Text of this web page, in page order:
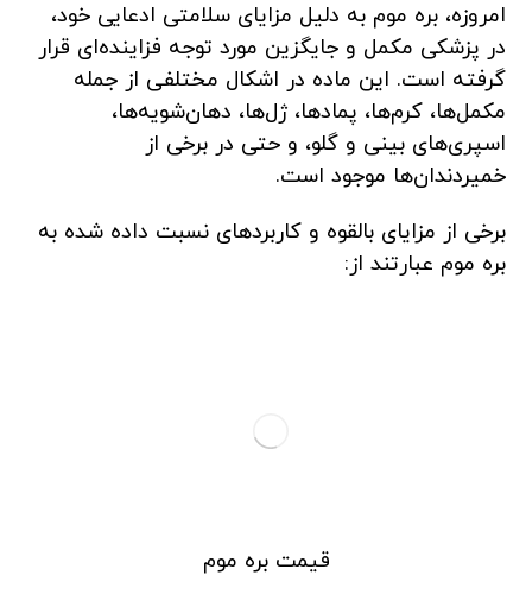
امروزه، بره موم به دلیل مزایای سلامتی ادعایی خود،
در پزشکی مکمل و جایگزین مورد توجه فزاینده‌ای قرار
گرفته است. این ماده در اشکال مختلفی از جمله
مکمل‌ها، کرم‌ها، پمادها، ژل‌ها، دهان‌شویه‌ها،
اسپری‌های بینی و گلو، و حتی در برخی از
خمیردندان‌ها موجود است.
برخی از مزایای بالقوه و کاربردهای نسبت داده شده به
بره موم عبارتند از:
قیمت بره موم